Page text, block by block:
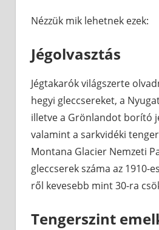
Nézzük mik lehetnek ezek:
Jégolvasztás
Jégtakarók világszerte
hegyi gleccsereket, a
illetve a Grönlandot borító
valamint a sarkvidéki
Montana Glacier Nemzeti
gleccserek száma az 1910-
ről kevesebb mint 30-ra
Tengerszint